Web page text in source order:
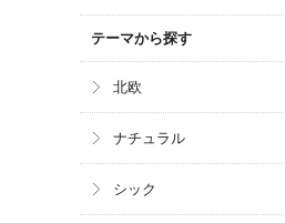
テーマから探す
北欧
ナチュラル
シック